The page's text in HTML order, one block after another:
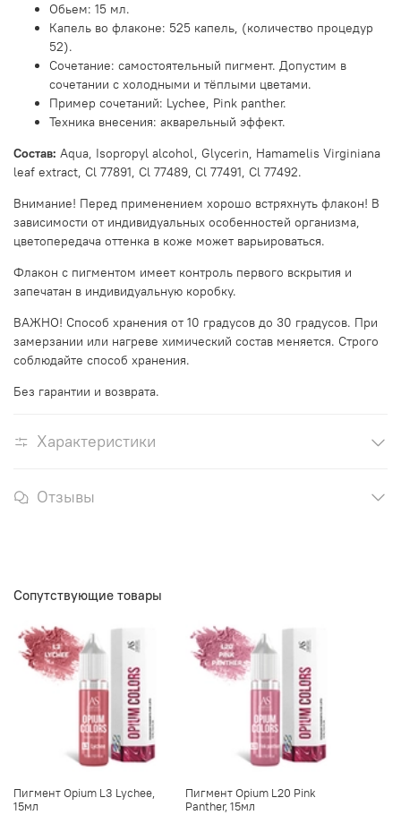
Обьем: 15 мл.
Капель во флаконе: 525 капель, (количество процедур
52).
Сочетание: самостоятельный пигмент. Допустим в
сочетании с холодными и тёплыми цветами.
Пример сочетаний: Lychee, Pink panther.
Техника внесения: акварельный эффект.
Состав: Aqua, Isopropyl alcohol, Glycerin, Hamamelis Virginiana
leaf extract, Cl 77891, Cl 77489, Cl 77491, Cl 77492.
Внимание! Перед применением хорошо встряхнуть флакон! В
зависимости от индивидуальных особенностей организма,
цветопередача оттенка в коже может варьироваться.
Флакон с пигментом имеет контроль первого вскрытия и
запечатан в индивидуальную коробку.
ВАЖНО! Способ хранения от 10 градусов до 30 градусов. При
замерзании или нагреве химический состав меняется. Строго
соблюдайте способ хранения.
Без гарантии и возврата.
Характеристики
Отзывы
Сопутствующие товары
Пигмент Opium L3 Lychee,
15мл
Пигмент Opium L20 Pink
Panther, 15мл